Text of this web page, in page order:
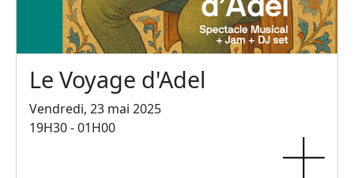
Le Voyage d'Adel
Vendredi, 23 mai 2025
19H30 - 01H00